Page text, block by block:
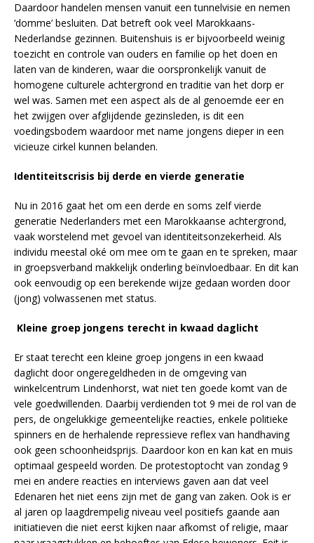
Daardoor handelen mensen vanuit een tunnelvisie en nemen
‘domme’ besluiten. Dat betreft ook veel Marokkaans-
Nederlandse gezinnen. Buitenshuis is er bijvoorbeeld weinig
toezicht en controle van ouders en familie op het doen en
laten van de kinderen, waar die oorspronkelijk vanuit de
homogene culturele achtergrond en traditie van het dorp er
wel was. Samen met een aspect als de al genoemde eer en
het zwijgen over afglijdende gezinsleden, is dit een
voedingsbodem waardoor met name jongens dieper in een
vicieuze cirkel kunnen belanden.
Identiteitscrisis bij derde en vierde generatie
Nu in 2016 gaat het om een derde en soms zelf vierde
generatie Nederlanders met een Marokkaanse achtergrond,
vaak worstelend met gevoel van identiteitsonzekerheid. Als
individu meestal oké om mee om te gaan en te spreken, maar
in groepsverband makkelijk onderling beïnvloedbaar. En dit kan
ook eenvoudig op een berekende wijze gedaan worden door
(jong) volwassenen met status.
Kleine groep jongens terecht in kwaad daglicht
Er staat terecht een kleine groep jongens in een kwaad
daglicht door ongeregeldheden in de omgeving van
winkelcentrum Lindenhorst, wat niet ten goede komt van de
vele goedwillenden. Daarbij verdienden tot 9 mei de rol van de
pers, de ongelukkige gemeentelijke reacties, enkele politieke
spinners en de herhalende repressieve reflex van handhaving
ook geen schoonheidsprijs. Daardoor kon en kan kat en muis
optimaal gespeeld worden. De protestoptocht van zondag 9
mei en andere reacties en interviews gaven aan dat veel
Edenaren het niet eens zijn met de gang van zaken. Ook is er
al jaren op laagdrempelig niveau veel positiefs gaande aan
initiatieven die niet eerst kijken naar afkomst of religie, maar